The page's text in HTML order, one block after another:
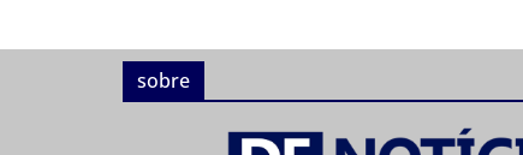
sobre